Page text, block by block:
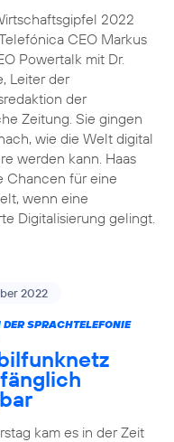
2022
CEO Markus
Powertalk mit Dr.
Leiter der
der
Zeitung. Sie gingen
wie die Welt digital
werden kann. Haas
Chancen für eine
wenn eine
Digitalisierung gelingt.
2022
SPRACHTELEFONIE
kam es in der Zeit